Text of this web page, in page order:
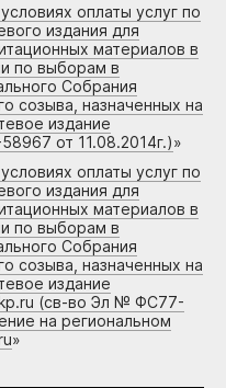
оплаты услуг по
издания для
материалов в
по выборам в
Собрания
созыва, назначенных на
издание
от 11.08.2014г.)»
оплаты услуг по
издания для
материалов в
по выборам в
Собрания
созыва, назначенных на
издание
(св-во Эл № ФС77-
на региональном
»